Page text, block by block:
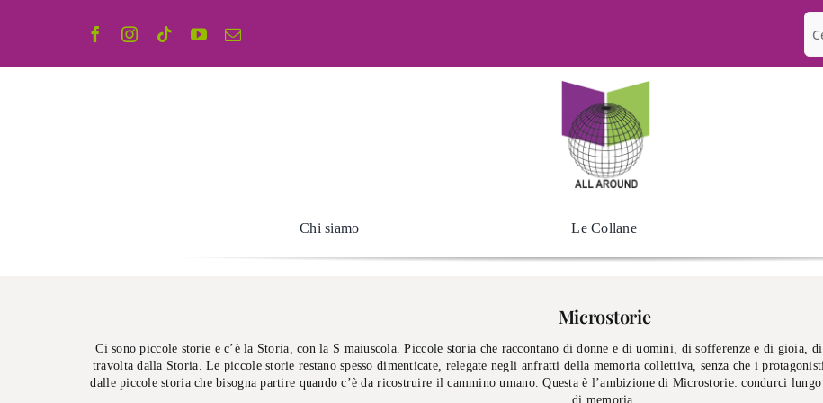
Chi siamo Le Collane
Microstorie
Ci sono piccole storie e c’è la Storia, con la S maiuscola. Piccole storia che raccontano di donne e di uomini, di sofferenze e di gioia,
travolta dalla Storia. Le piccole storie restano spesso dimenticate, relegate negli anfratti della memoria collettiva, senza che i
dalle piccole storia che bisogna partire quando c’è da ricostruire il cammino umano. Questa è l’ambizione di Microstorie: condurci
di memoria.